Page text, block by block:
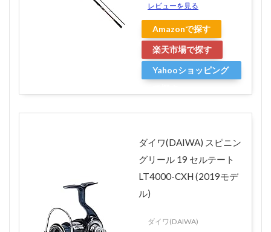
レビューを見る
Amazonで探す
楽天市場で探す
Yahooショッピング
ダイワ(DAIWA) スピニン
グリール 19 セルテート
LT4000-CXH (2019モデ
ル)
ダイワ(DAIWA)